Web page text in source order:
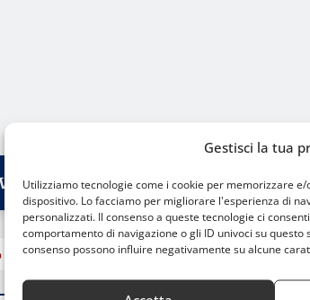
Gestisci la tua
Utilizziamo tecnologie come i cookie per memorizzare
dispositivo. Lo facciamo per migliorare l'esperienza di
personalizzati. Il consenso a queste tecnologie ci
comportamento di navigazione o gli ID univoci su questo
consenso possono influire negativamente su alcune
IL RIFERIMENTO PER LO SPORT A
Milano: guida completa